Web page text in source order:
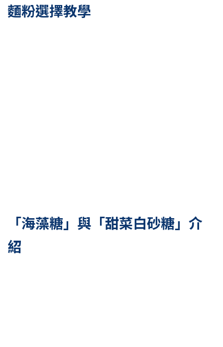
麵粉選擇教學
「海藻糖」與「甜菜白砂糖」介
紹